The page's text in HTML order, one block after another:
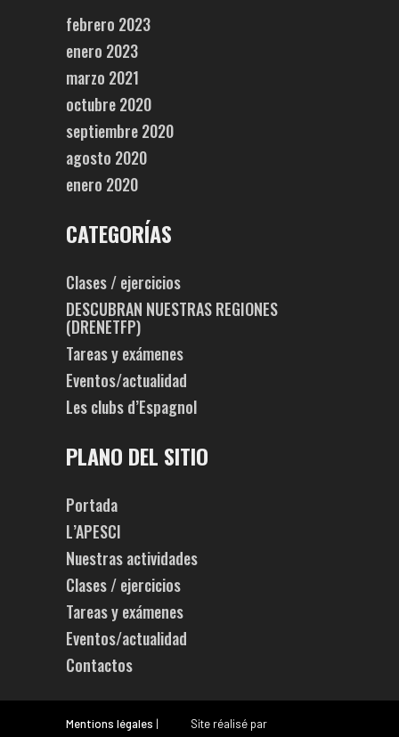
febrero 2023
enero 2023
marzo 2021
octubre 2020
septiembre 2020
agosto 2020
enero 2020
CATEGORÍAS
Clases / ejercicios
DESCUBRAN NUESTRAS REGIONES
(DRENETFP)
Tareas y exámenes
Eventos/actualidad
Les clubs d’Espagnol
PLANO DEL SITIO
Portada
L’APESCI
Nuestras actividades
Clases / ejercicios
Tareas y exámenes
Eventos/actualidad
Contactos
Mentions légales | Site réalisé par